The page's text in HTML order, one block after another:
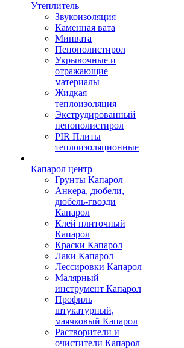
Утеплитель
Звукоизоляция
Каменная вата
Минвата
Пенополистирол
Укрывочные и
отражающие
материалы
Жидкая
теплоизоляция
Экструдированный
пенополистирол
PIR Плиты
теплоизоляционные
Капарол центр
Грунты Капарол
Анкера, дюбели,
дюбель-гвозди
Капарол
Клей плиточный
Капарол
Краски Капарол
Лаки Капарол
Лессировки Капарол
Малярный
инструмент Капарол
Профиль
штукатурный,
маячковый Капарол
Растворители и
очистители Капарол